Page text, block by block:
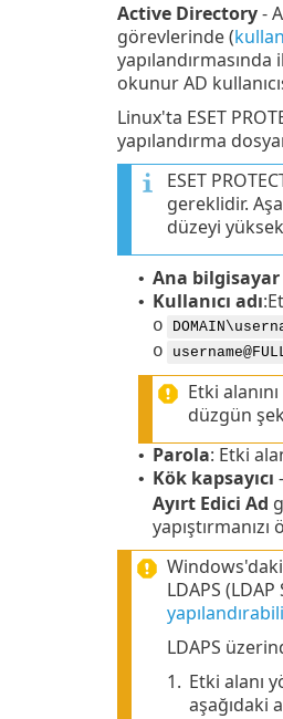
Active Directory-
görevlerinde (
okunur AD
Linux'ta ESET
yapılandırma
ESET
gereklidir.
düzeyi
• Ana bilgisayar
• Kullanıcı adı:
o
o
Etki
düzgün
• Parola: Etki
• Kök kapsayıcı
Ayırt Edici Ad
LDAPS
LDAPS
1. Etki alanı
aşağıdaki